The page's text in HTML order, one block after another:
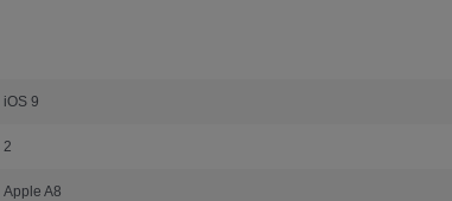
iOS 9
2
Apple A8